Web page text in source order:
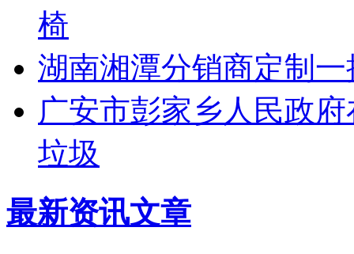
椅
湖南湘潭分销商定制
广安市彭家乡人民政
垃圾
最新资讯文章